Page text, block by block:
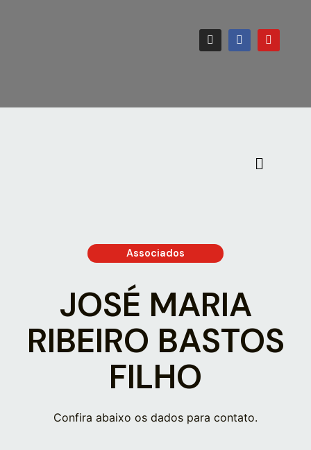
Associados
JOSÉ MARIA
RIBEIRO BASTOS
FILHO
Confira abaixo os dados para contato.